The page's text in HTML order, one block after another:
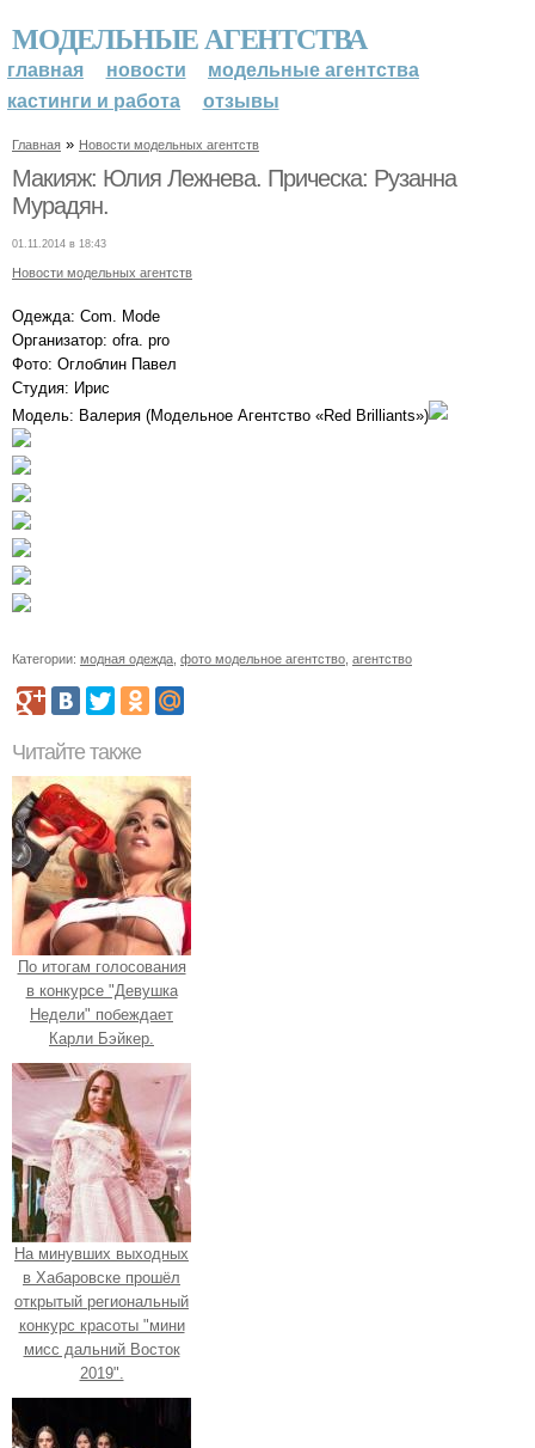
МОДЕЛЬНЫЕ АГЕНТСТВА
главная новости
модельные агентства
кастинги и работа
отзывы
Главная » Новости модельных агентств
Макияж: Юлия Лежнева. Прическа: Рузанна
Мурадян.
01.11.2014 в 18:43
Новости модельных агентств
Одежда: Com. Mode
Организатор: ofra. pro
Фото: Оглоблин Павел
Студия: Ирис
Модель: Валерия (Модельное Агентство «Red Brilliants»)
Категории: модная одежда фото модельное агентство агентство
Читайте также
По итогам голосования
в конкурсе "Девушка
Недели" побеждает
Карли Бэйкер.
На минувших выходных
в Хабаровске прошёл
открытый региональный
конкурс красоты "мини
мисс дальний Восток
2019".